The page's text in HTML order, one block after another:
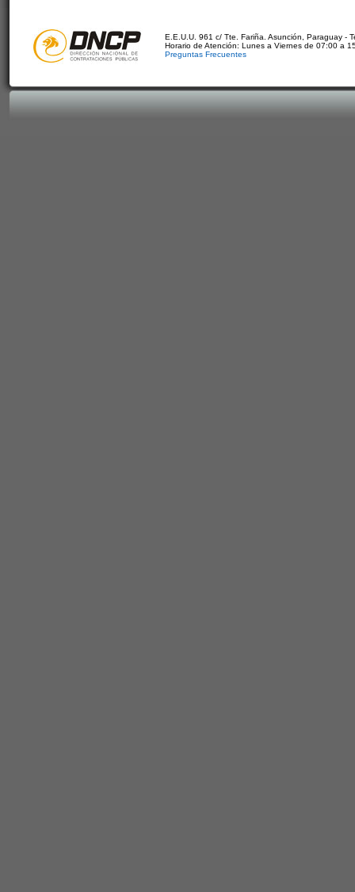
E.E.U.U. 961 c/ Tte. Fariña. Asunción, Paraguay -
Horario de Atención: Lunes a Viernes de 07:00 a
Preguntas Frecuentes